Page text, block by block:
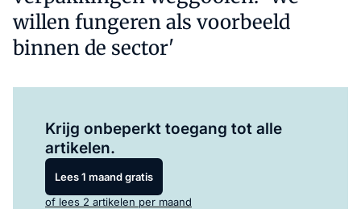
willen fungeren als voorbeeld
binnen de sector'
Krijg onbeperkt toegang tot alle
artikelen.
Lees 1 maand gratis
of lees 2 artikelen per maand